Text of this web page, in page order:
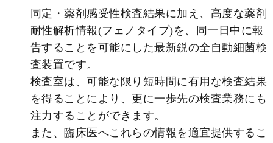
同定・薬剤感受性検査結果に加え、高度な薬剤
耐性解析情報(フェノタイプ)を、同一日中に報
告することを可能にした最新鋭の全自動細菌検
査装置です。
検査室は、可能な限り短時間に有用な検査結果
を得ることにより、更に一歩先の検査業務にも
注力することができます。
また、臨床医へこれらの情報を適宜提供するこ